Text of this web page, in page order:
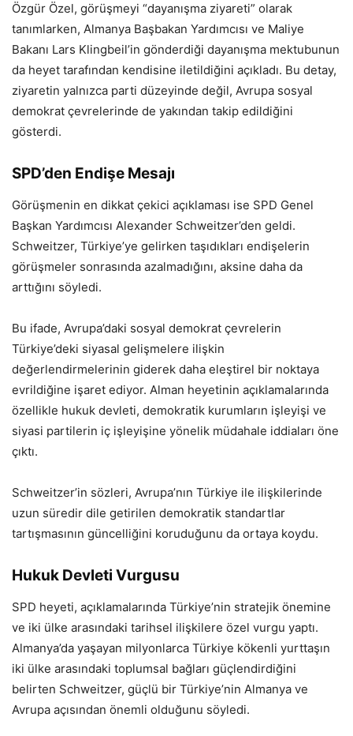
Özgür Özel, görüşmeyi “dayanışma ziyareti” olarak
tanımlarken, Almanya Başbakan Yardımcısı ve Maliye
Bakanı Lars Klingbeil’in gönderdiği dayanışma mektubunun
da heyet tarafından kendisine iletildiğini açıkladı. Bu detay,
ziyaretin yalnızca parti düzeyinde değil, Avrupa sosyal
demokrat çevrelerinde de yakından takip edildiğini
gösterdi.
SPD’den Endişe Mesajı
Görüşmenin en dikkat çekici açıklaması ise SPD Genel
Başkan Yardımcısı Alexander Schweitzer’den geldi.
Schweitzer, Türkiye’ye gelirken taşıdıkları endişelerin
görüşmeler sonrasında azalmadığını, aksine daha da
arttığını söyledi.
Bu ifade, Avrupa’daki sosyal demokrat çevrelerin
Türkiye’deki siyasal gelişmelere ilişkin
değerlendirmelerinin giderek daha eleştirel bir noktaya
evrildiğine işaret ediyor. Alman heyetinin açıklamalarında
özellikle hukuk devleti, demokratik kurumların işleyişi ve
siyasi partilerin iç işleyişine yönelik müdahale iddiaları öne
çıktı.
Schweitzer’in sözleri, Avrupa’nın Türkiye ile ilişkilerinde
uzun süredir dile getirilen demokratik standartlar
tartışmasının güncelliğini koruduğunu da ortaya koydu.
Hukuk Devleti Vurgusu
SPD heyeti, açıklamalarında Türkiye’nin stratejik önemine
ve iki ülke arasındaki tarihsel ilişkilere özel vurgu yaptı.
Almanya’da yaşayan milyonlarca Türkiye kökenli yurttaşın
iki ülke arasındaki toplumsal bağları güçlendirdiğini
belirten Schweitzer, güçlü bir Türkiye’nin Almanya ve
Avrupa açısından önemli olduğunu söyledi.